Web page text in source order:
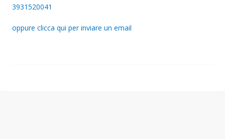
3931520041
oppure clicca qui per inviare un email